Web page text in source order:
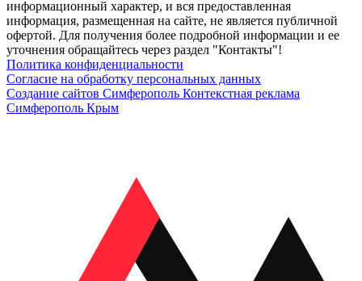
информационный характер, и вся предоставленная
информация, размещенная на сайте, не является публичной
офертой. Для получения более подробной информации и ее
уточнения обращайтесь через раздел "Контакты"!
Политика конфиденциальности
Согласие на обработку персональных данных
Создание сайтов Симферополь Контекстная реклама
Симферополь Крым